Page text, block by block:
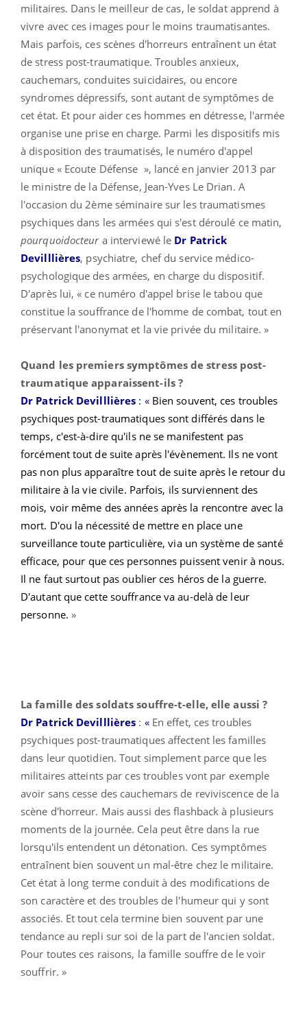
militaires. Dans le meilleur de cas, le soldat apprend à
vivre avec ces images pour le moins traumatisantes.
Mais parfois, ces scènes d'horreurs entraînent un état
de stress post-traumatique. Troubles anxieux,
cauchemars, conduites suicidaires, ou encore
syndromes dépressifs, sont autant de symptômes de
cet état. Et pour aider ces hommes en détresse, l'armée
organise une prise en charge. Parmi les dispositifs mis
à disposition des traumatisés, le numéro d'appel
unique « Ecoute Défense », lancé en janvier 2013 par
le ministre de la Défense, Jean-Yves Le Drian. A
l'occasion du 2ème séminaire sur les traumatismes
psychiques dans les armées qui s'est déroulé ce matin,
pourquoidocteura interviewé le Dr Patrick
Devilllières, psychiatre, chef du service médico-
psychologique des armées, en charge du dispositif.
D'après lui, « ce numéro d'appel brise le tabou que
constitue la souffrance de l'homme de combat, tout en
préservant l'anonymat et la vie privée du militaire. »
Quand les premiers symptômes de stress post-
traumatique apparaissent-ils ?
Dr Patrick Devilllières : « Bien souvent, ces troubles
psychiques post-traumatiques sont différés dans le
temps, c'est-à-dire qu'ils ne se manifestent pas
forcément tout de suite après l'évènement. Ils ne vont
pas non plus apparaître tout de suite après le retour du
militaire à la vie civile. Parfois, ils surviennent des
mois, voir même des années après la rencontre avec la
mort. D'ou la nécessité de mettre en place une
surveillance toute particulière, via un système de santé
efficace, pour que ces personnes puissent venir à nous.
Il ne faut surtout pas oublier ces héros de la guerre.
D'autant que cette souffrance va au-delà de leur
personne. »
La famille des soldats souffre-t-elle, elle aussi ?
Dr Patrick Devilllières : «En effet, ces troubles
psychiques post-traumatiques affectent les familles
dans leur quotidien. Tout simplement parce que les
militaires atteints par ces troubles vont par exemple
avoir sans cesse des cauchemars de reviviscence de la
scène d'horreur. Mais aussi des flashback à plusieurs
moments de la journée. Cela peut être dans la rue
lorsqu'ils entendent un détonation. Ces symptômes
entraînent bien souvent un mal-être chez le militaire.
Cet état à long terme conduit à des modifications de
son caractère et des troubles de l'humeur qui y sont
associés. Et tout cela termine bien souvent par une
tendance au repli sur soi de la part de l'ancien soldat.
Pour toutes ces raisons, la famille souffre de le voir
souffrir. »